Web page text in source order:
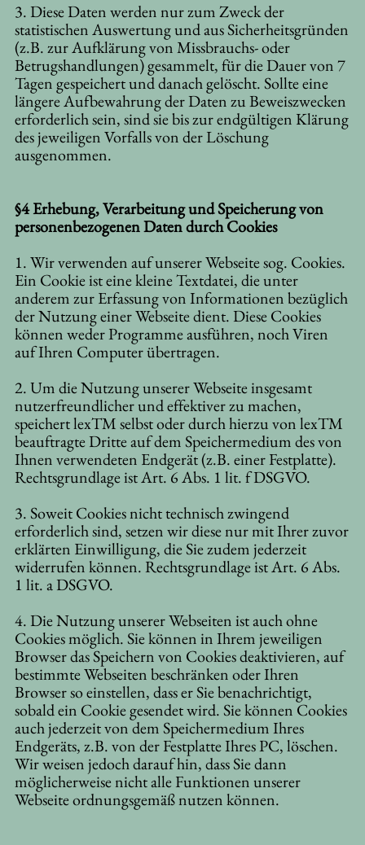
3. Diese Daten werden nur zum Zweck der
statistischen Auswertung und aus Sicherheitsgründen
(z.B. zur Aufklärung von Missbrauchs- oder
Betrugshandlungen) gesammelt, für die Dauer von 7
Tagen gespeichert und danach gelöscht. Sollte eine
längere Aufbewahrung der Daten zu Beweiszwecken
erforderlich sein, sind sie bis zur endgültigen Klärung
des jeweiligen Vorfalls von der Löschung
ausgenommen.
§4 Erhebung, Verarbeitung und Speicherung von
personenbezogenen Daten durch Cookies
1. Wir verwenden auf unserer Webseite sog. Cookies.
Ein Cookie ist eine kleine Textdatei, die unter
anderem zur Erfassung von Informationen bezüglich
der Nutzung einer Webseite dient. Diese Cookies
können weder Programme ausführen, noch Viren
auf Ihren Computer übertragen.
2. Um die Nutzung unserer Webseite insgesamt
nutzerfreundlicher und effektiver zu machen,
speichert lexTM selbst oder durch hierzu von lexTM
beauftragte Dritte auf dem Speichermedium des von
Ihnen verwendeten Endgerät (z.B. einer Festplatte).
Rechtsgrundlage ist Art. 6 Abs. 1 lit. f DSGVO.
3. Soweit Cookies nicht technisch zwingend
erforderlich sind, setzen wir diese nur mit Ihrer zuvor
erklärten Einwilligung, die Sie zudem jederzeit
widerrufen können. Rechtsgrundlage ist Art. 6 Abs.
1 lit. a DSGVO.
4. Die Nutzung unserer Webseiten ist auch ohne
Cookies möglich. Sie können in Ihrem jeweiligen
Browser das Speichern von Cookies deaktivieren, auf
bestimmte Webseiten beschränken oder Ihren
Browser so einstellen, dass er Sie benachrichtigt,
sobald ein Cookie gesendet wird. Sie können Cookies
auch jederzeit von dem Speichermedium Ihres
Endgeräts, z.B. von der Festplatte Ihres PC, löschen.
Wir weisen jedoch darauf hin, dass Sie dann
möglicherweise nicht alle Funktionen unserer
Webseite ordnungsgemäß nutzen können.